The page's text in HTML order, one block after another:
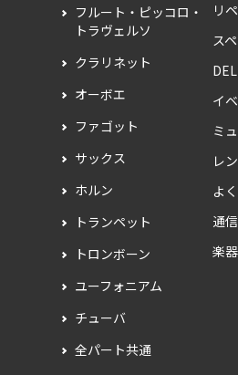
フルート・ピッコロ・
トラヴェルソ
クラリネット
オーボエ
ファゴット
サックス
ホルン
トランペット
トロンボーン
ユーフォニアム
チューバ
全パート共通
リ
ス
イ
ミ
レ
よ
通
楽